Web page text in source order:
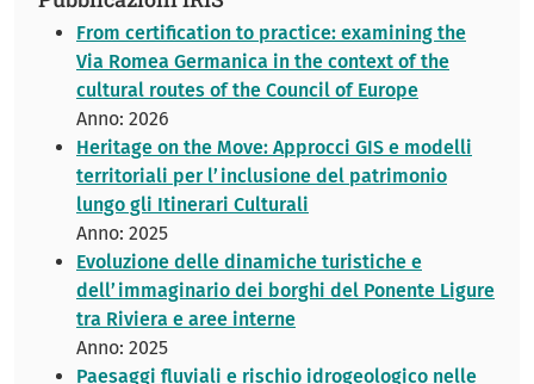
From certification to practice: examining the
Via Romea Germanica in the context of the
cultural routes of the Council of Europe
Anno: 2026
Heritage on the Move: Approcci GIS e modelli
territoriali per l’inclusione del patrimonio
lungo gli Itinerari Culturali
Anno: 2025
Evoluzione delle dinamiche turistiche e
dell’immaginario dei borghi del Ponente Ligure
tra Riviera e aree interne
Anno: 2025
Paesaggi fluviali e rischio idrogeologico nelle